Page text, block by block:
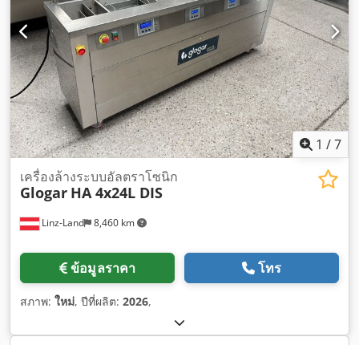
1 /7
Linz-Land 8,460 km
เครื่องล้างระบบอัลตราโซนิก
Glogar HA 4x24L DIS
ข้อมูลราคา โทร
สภาพ: ใหม่, ปีที่ผลิต: 2026,